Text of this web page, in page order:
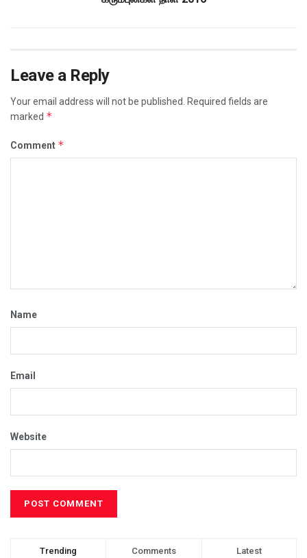
Leave a Reply
Your email address will not be published.
Required fields are
marked *
Comment *
Name
Email
Website
Trending Comments Latest